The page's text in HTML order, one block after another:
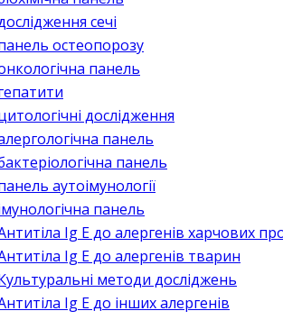
сечі
остеопорозу
панель
дослідження
панель
панель
аутоімунології
панель
Ig E до алергенів харчових
Ig E до алергенів тварин
методи досліджень
Ig E до інших алергенів